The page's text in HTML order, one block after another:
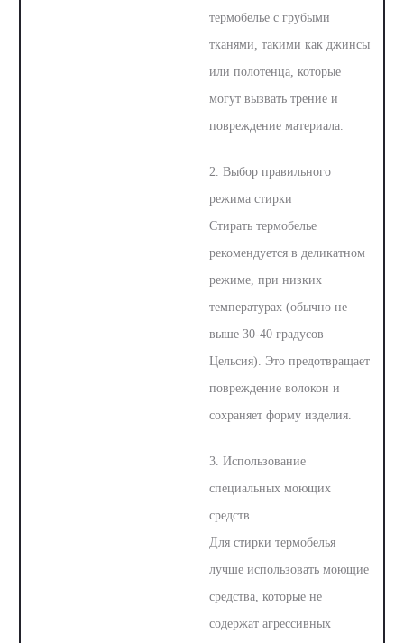
термобелье с грубыми
тканями, такими как джинсы
или полотенца, которые
могут вызвать трение и
повреждение материала.
2. Выбор правильного
режима стирки
Стирать термобелье
рекомендуется в деликатном
режиме, при низких
температурах (обычно не
выше 30-40 градусов
Цельсия). Это предотвращает
повреждение волокон и
сохраняет форму изделия.
3. Использование
специальных моющих
средств
Для стирки термобелья
лучше использовать моющие
средства, которые не
содержат агрессивных